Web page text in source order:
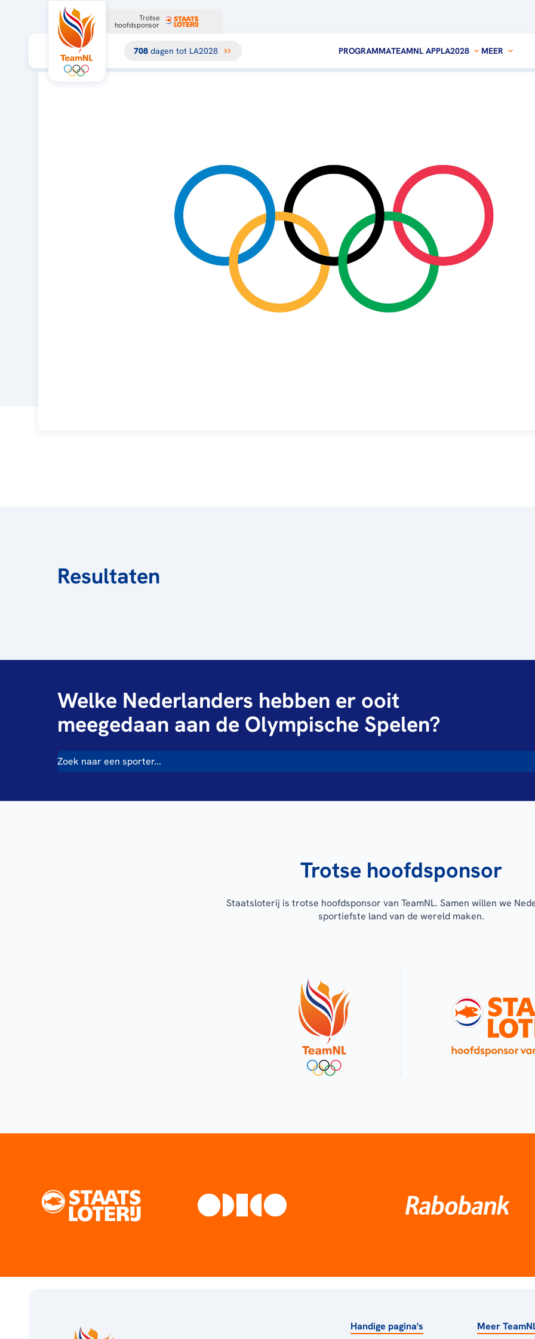
Trotse
hoofdsponsor
708 dagen tot LA2028 PROGRAMMATEAMNL APPLA2028 MEER
Resultaten
Welke Nederlanders hebben er ooit
meegedaan aan de Olympische Spelen?
Trotse hoofdsponsor
Staatsloterij is trotse hoofdsponsor van TeamNL. Samen willen we
sportiefste land van de wereld maken.
Handige pagina's Meer